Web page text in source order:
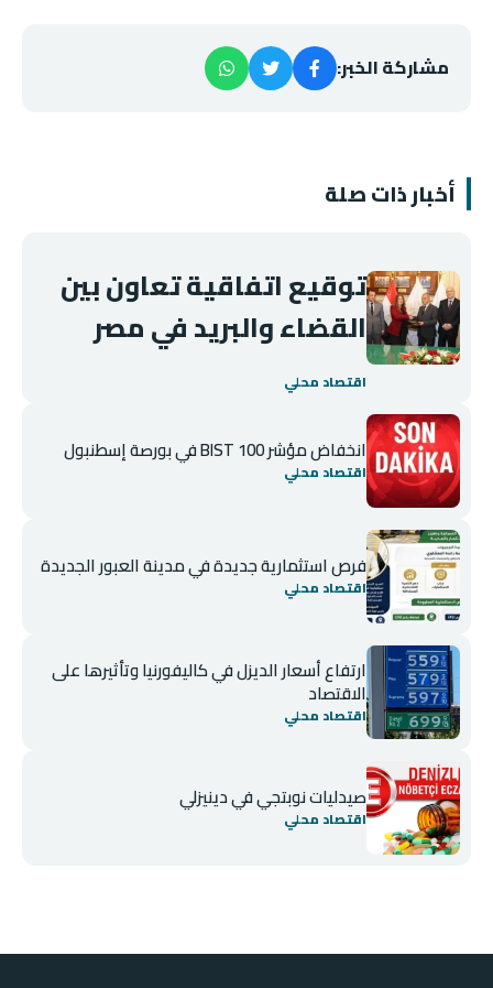
مشاركة الخبر:
أخبار ذات صلة
توقيع اتفاقية تعاون بين
القضاء والبريد في مصر
اقتصاد محلي
انخفاض مؤشر BIST 100 في بورصة إسطنبول
اقتصاد محلي
فرص استثمارية جديدة في مدينة العبور الجديدة
اقتصاد محلي
ارتفاع أسعار الديزل في كاليفورنيا وتأثيرها على
الاقتصاد
اقتصاد محلي
صيدليات نوبتجي في دينيزلي
اقتصاد محلي